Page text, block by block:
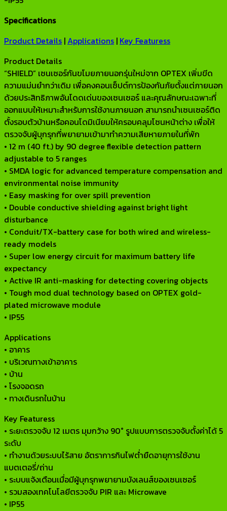
Specifications
Product Details |Applications | Key Featuress
Product Details
“SHIELD” เซนเซอร์กันขโมยภายนอกรุ่นใหม่จาก OPTEX เพิ่มขีด
ความแม่นยำกว่าเดิม เพื่อคงคอนเซ็ปต์การป้องกันภัยตั้งแต่ภายนอก
ด้วยประสิทธิภาพอันโดดเด่นของเซนเซอร์ และคุณลักษณะเฉพาะที่
ออกแบบให้เหมาะสำหรับการใช้งานภายนอก สามารถนำเซนเซอร์ติด
ตั้งรอบตัวบ้านหรือคอนโดมิเนียมให้ครอบคลุมโซนหน้าต่าง เพื่อให้
ตรวจจับผู้บุกรุกที่พยายามเข้ามาทำความเสียหายภายในที่พัก
• 12 m (40 ft.) by 90 degree flexible detection pattern
adjustable to 5 ranges
• SMDA logic for advanced temperature compensation and
environmental noise immunity
• Easy masking for over spill prevention
• Double conductive shielding against bright light
disturbance
• Conduit/TX-battery case for both wired and wireless-
ready models
• Super low energy circuit for maximum battery life
expectancy
• Active IR anti-masking for detecting covering objects
• Tough mod dual technology based on OPTEX gold-
plated microwave module
• IP55
Applications
• อาคาร
• บริเวณทางเข้าอาคาร
• บ้าน
• โรงจอดรถ
• ทางเดินรถในบ้าน
Key Featuress
• ระยะตรวจจับ 12 เมตร มุมกว้าง 90° รูปแบบการตรวจจับตั้งค่าได้ 5
ระดับ
• ทำงานด้วยระบบไร้สาย อัตราการกินไฟต่ำยืดอายุการใช้งาน
แบตเตอรี่/ถ่าน
• ระบบแจ้งเตือนเมื่อมีผู้บุกรุกพยายามบังเลนส์ของเซนเซอร์
• รวมสองเทคโนโลยีตรวจจับ PIR และ Microwave
• IP55